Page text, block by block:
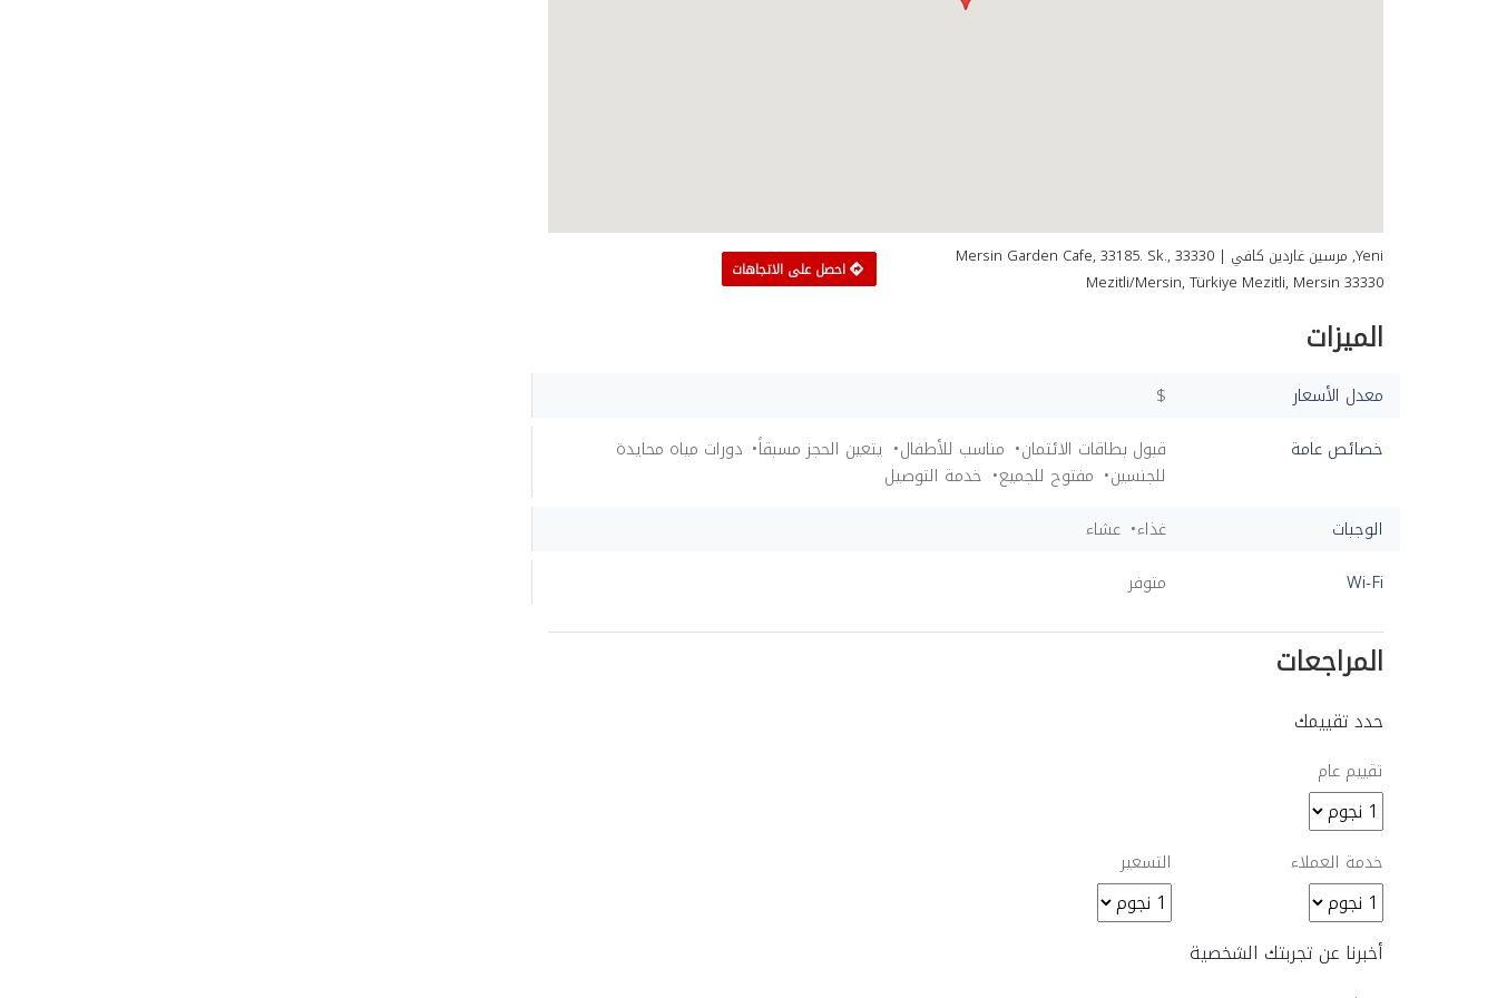
Yeni, مرسين غاردين كافي | Mersin Garden Cafe, 33185. Sk., 33330
Mezitli/Mersin, Türkiye Mezitli, Mersin 33330
احصل على الاتجاهات
الميزات
معدل الأسعار
$
خصائص عامة
قبول بطاقات الائتمان مناسب للأطفال يتعين الحجز مسبقاً دورات مياه محايدة
للجنسين
مفتوح للجميع خدمة التوصيل
الوجبات
غذاء عشاء
Wi-Fi
متوفر
المراجعات
حدد تقييمك
تقييم عام
خدمة العملاء التسعير
أخبرنا عن تجربتك الشخصية